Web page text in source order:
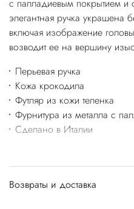
с палладиевым покрытием и
элегантная ручка украшена
включая изображение
возводит ее на вершину
Перьевая ручка
Кожа крокодила
Футляр из кожи теленка
Фурнитура из металла с
Сделано в Италии
Возвраты и доставка